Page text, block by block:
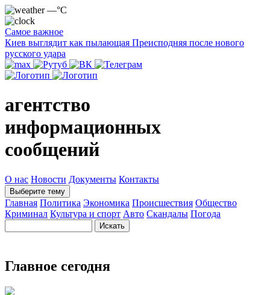
—°C
Самое важное
Киев выглядит как пылающая Преисподняя после нового
русского удара
агентство
информационных
сообщений
О нас Новости Документы Контакты
Выберите тему
Главная Политика Экономика Происшествия Общество
Криминал Культура и спорт Авто Скандалы Погода
Главное сегодня